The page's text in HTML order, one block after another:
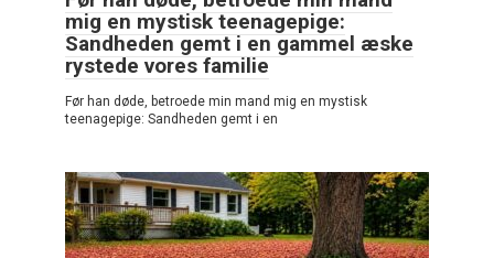
mig en mystisk teenagepige:
Sandheden gemt i en gammel æske
rystede vores familie
Før han døde, betroede min mand mig en mystisk
teenagepige: Sandheden gemt i en